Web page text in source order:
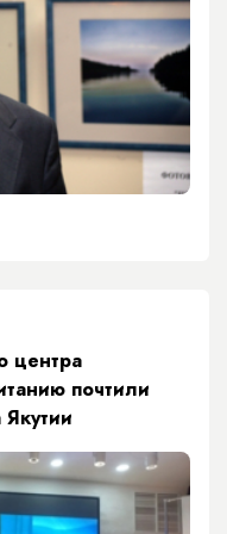
центра
почтили